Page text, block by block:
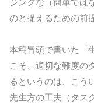
ジングな（簡単では
のと捉えるための前
本稿冒頭で書いた「
こそ、適切な難度の
るというのは、こう
先生方の工夫（タス